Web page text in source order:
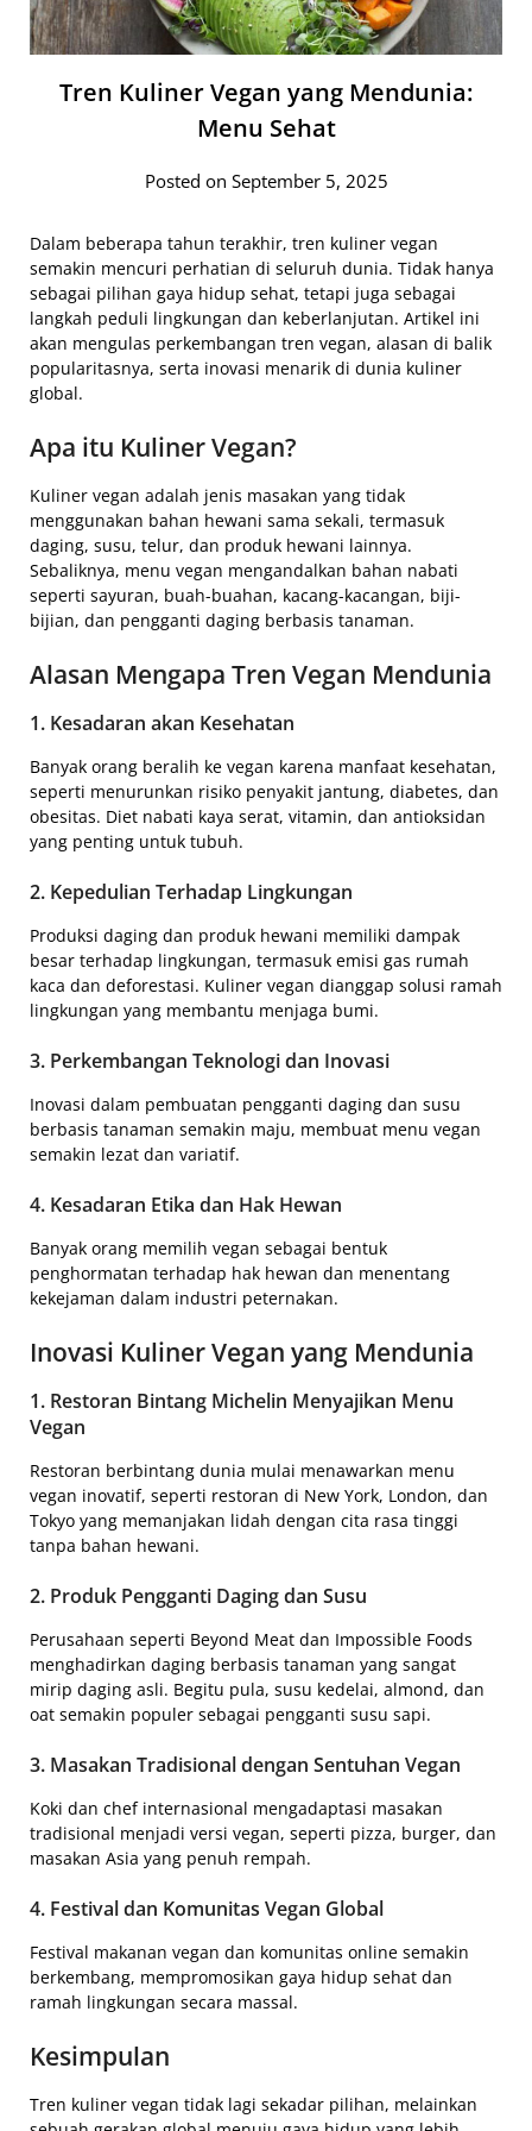
Tren Kuliner Vegan yang Mendunia:
Menu Sehat
Posted on September 5, 2025
Dalam beberapa tahun terakhir, tren kuliner vegan
semakin mencuri perhatian di seluruh dunia. Tidak hanya
sebagai pilihan gaya hidup sehat, tetapi juga sebagai
langkah peduli lingkungan dan keberlanjutan. Artikel ini
akan mengulas perkembangan tren vegan, alasan di balik
popularitasnya, serta inovasi menarik di dunia kuliner
global.
Apa itu Kuliner Vegan?
Kuliner vegan adalah jenis masakan yang tidak
menggunakan bahan hewani sama sekali, termasuk
daging, susu, telur, dan produk hewani lainnya.
Sebaliknya, menu vegan mengandalkan bahan nabati
seperti sayuran, buah-buahan, kacang-kacangan, biji-
bijian, dan pengganti daging berbasis tanaman.
Alasan Mengapa Tren Vegan Mendunia
1. Kesadaran akan Kesehatan
Banyak orang beralih ke vegan karena manfaat kesehatan,
seperti menurunkan risiko penyakit jantung, diabetes, dan
obesitas. Diet nabati kaya serat, vitamin, dan antioksidan
yang penting untuk tubuh.
2. Kepedulian Terhadap Lingkungan
Produksi daging dan produk hewani memiliki dampak
besar terhadap lingkungan, termasuk emisi gas rumah
kaca dan deforestasi. Kuliner vegan dianggap solusi ramah
lingkungan yang membantu menjaga bumi.
3. Perkembangan Teknologi dan Inovasi
Inovasi dalam pembuatan pengganti daging dan susu
berbasis tanaman semakin maju, membuat menu vegan
semakin lezat dan variatif.
4. Kesadaran Etika dan Hak Hewan
Banyak orang memilih vegan sebagai bentuk
penghormatan terhadap hak hewan dan menentang
kekejaman dalam industri peternakan.
Inovasi Kuliner Vegan yang Mendunia
1. Restoran Bintang Michelin Menyajikan Menu
Vegan
Restoran berbintang dunia mulai menawarkan menu
vegan inovatif, seperti restoran di New York, London, dan
Tokyo yang memanjakan lidah dengan cita rasa tinggi
tanpa bahan hewani.
2. Produk Pengganti Daging dan Susu
Perusahaan seperti Beyond Meat dan Impossible Foods
menghadirkan daging berbasis tanaman yang sangat
mirip daging asli. Begitu pula, susu kedelai, almond, dan
oat semakin populer sebagai pengganti susu sapi.
3. Masakan Tradisional dengan Sentuhan Vegan
Koki dan chef internasional mengadaptasi masakan
tradisional menjadi versi vegan, seperti pizza, burger, dan
masakan Asia yang penuh rempah.
4. Festival dan Komunitas Vegan Global
Festival makanan vegan dan komunitas online semakin
berkembang, mempromosikan gaya hidup sehat dan
ramah lingkungan secara massal.
Kesimpulan
Tren kuliner vegan tidak lagi sekadar pilihan, melainkan